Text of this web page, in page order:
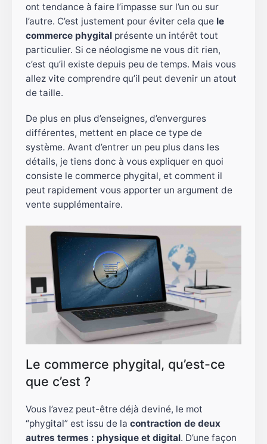
ont tendance à faire l’impasse sur l’un ou sur
l’autre. C’est justement pour éviter cela que le
commerce phygital présente un intérêt tout
particulier. Si ce néologisme ne vous dit rien,
c’est qu’il existe depuis peu de temps. Mais vous
allez vite comprendre qu’il peut devenir un atout
de taille.
De plus en plus d’enseignes, d’envergures
différentes, mettent en place ce type de
système. Avant d’entrer un peu plus dans les
détails, je tiens donc à vous expliquer en quoi
consiste le commerce phygital, et comment il
peut rapidement vous apporter un argument de
vente supplémentaire.
Le commerce phygital, qu’est-ce
que c’est ?
Vous l’avez peut-être déjà deviné, le mot
“phygital” est issu de lacontraction de deux
autres termes : physique et digital. D’une façon